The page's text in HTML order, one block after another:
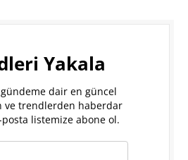
Yakala
dair en güncel
ve trendlerden haberdar
listemize abone ol.